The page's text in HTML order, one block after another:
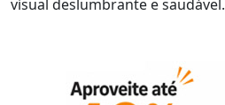
visual deslumbrante e saudável.